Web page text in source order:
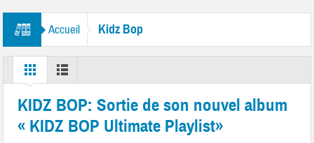
Accueil Kidz Bop
KIDZ BOP: Sortie de son nouvel album
« KIDZ BOP Ultimate Playlist»